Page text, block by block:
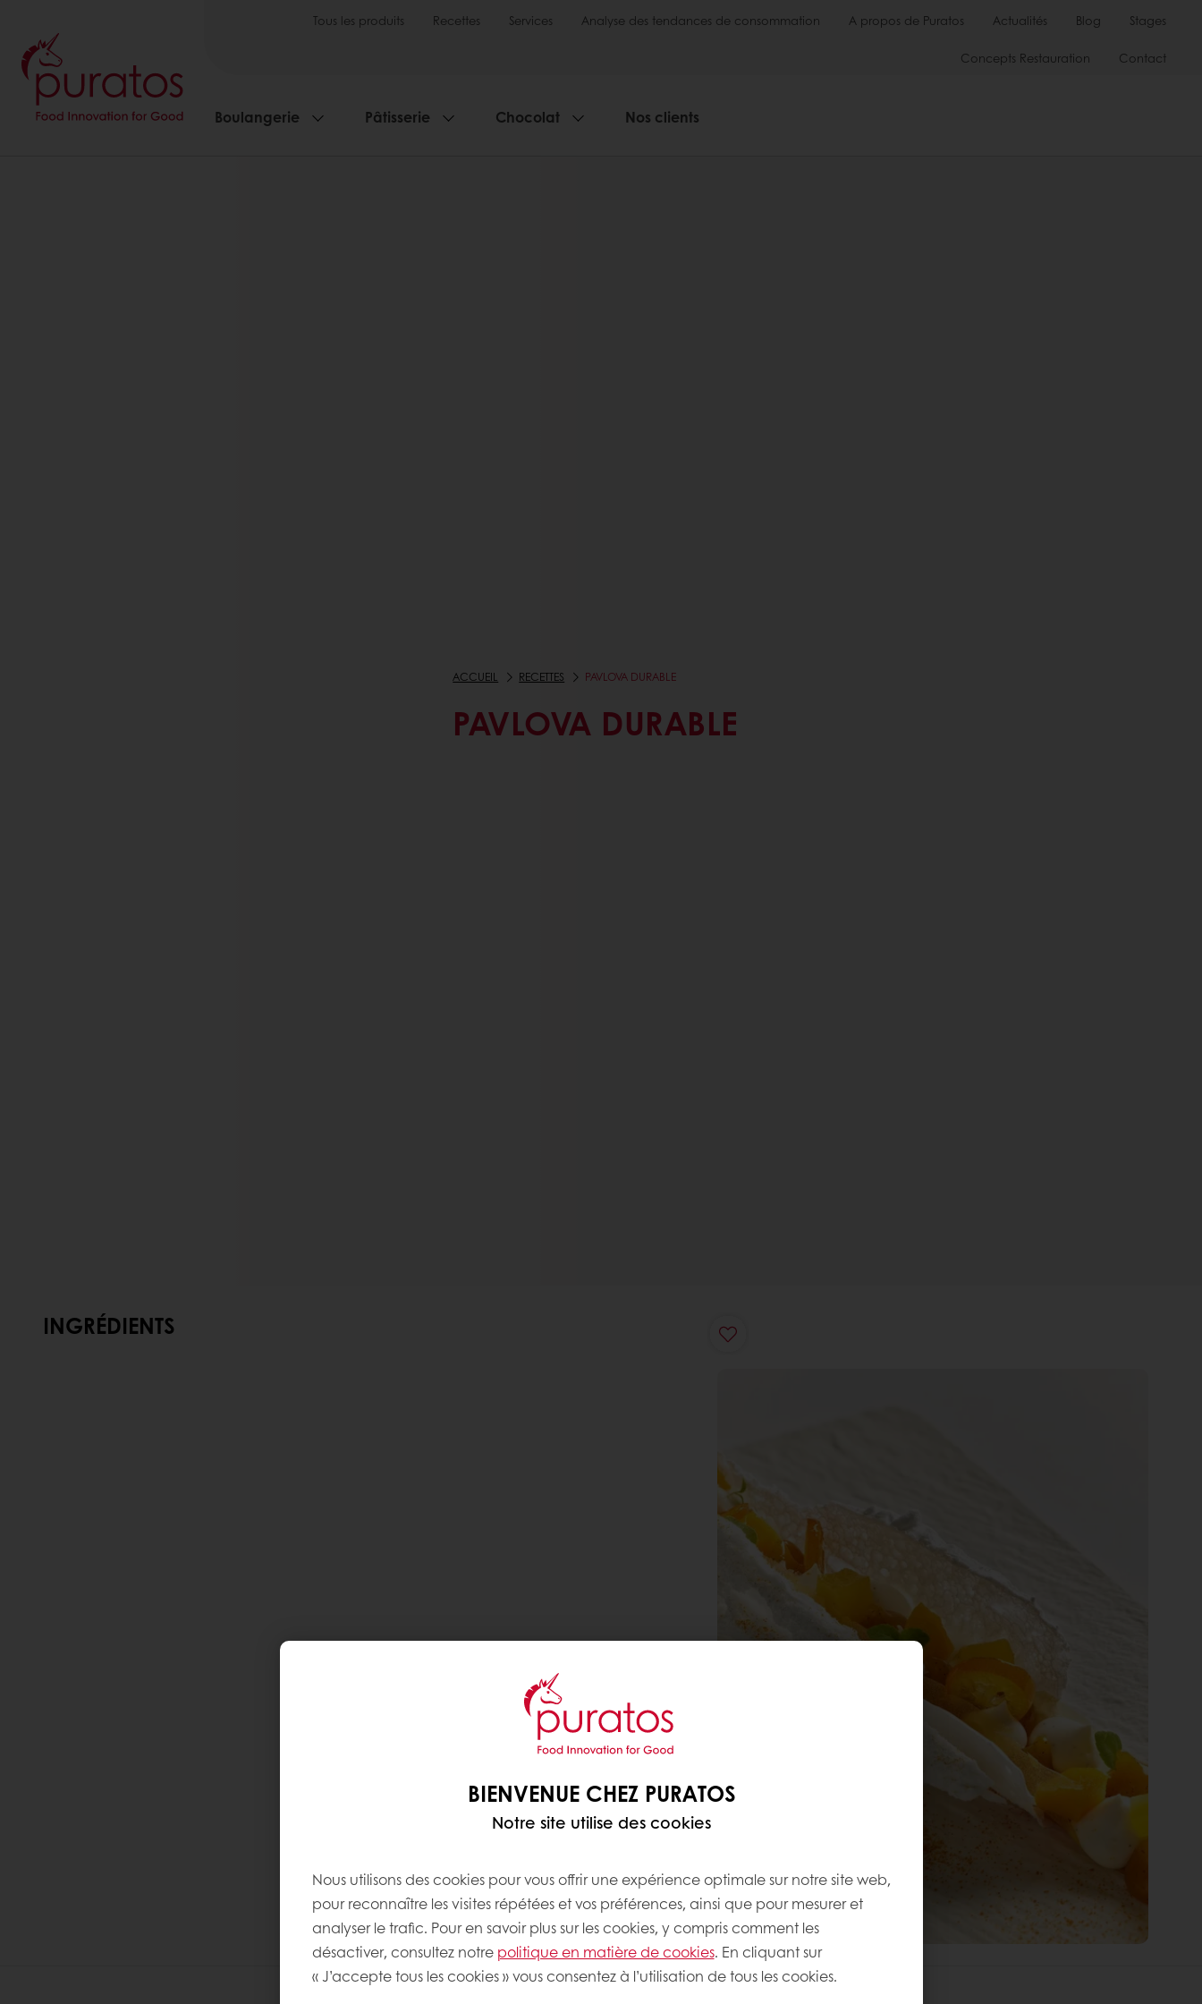
Tous les produits Recettes Services Analyse des tendances de consommation A propos de Puratos Actualités Blog Stages
Concepts Restauration Contact
Boulangerie Pâtisserie Chocolat Nos clients
ACCUEIL RECETTES PAVLOVA DURABLE
PAVLOVA DURABLE
INGRÉDIENTS
BIENVENUE CHEZ PURATOS
Notre site utilise des cookies
Nous utilisons des cookies pour vous offrir une expérience optimale sur notre site web,
pour reconnaître les visites répétées et vos préférences, ainsi que pour mesurer et
analyser le trafic. Pour en savoir plus sur les cookies, y compris comment les
désactiver, consultez notre politique en matière de cookies. En cliquant sur
« J’accepte tous les cookies » vous consentez à l’utilisation de tous les cookies.